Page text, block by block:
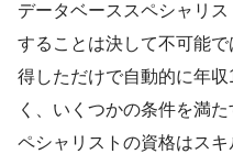
データベーススペシャリ
することは決して不可能
得しただけで自動的に年
く、いくつかの条件を満
ペシャリストの資格はス